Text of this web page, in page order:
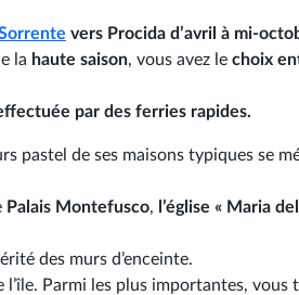
vers Procida d’avril à mi-
la haute saison, vous avez le choix
par des ferries rapides.
pastel de ses maisons typiques se
Palais Montefusco, l’église « Maria
des murs d’enceinte.
l’île. Parmi les plus importantes, vous